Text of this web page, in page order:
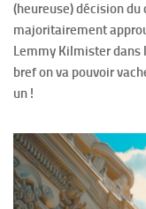
(heureuse) décision
majoritairement
Lemmy Kilmister dans
bref on va pouvoir
un !